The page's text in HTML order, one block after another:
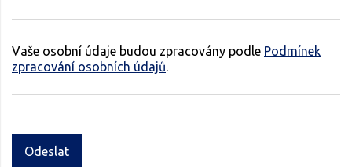
Vaše osobní údaje budou zpracovány podle Podmínek
zpracování osobních údajů.
Odeslat